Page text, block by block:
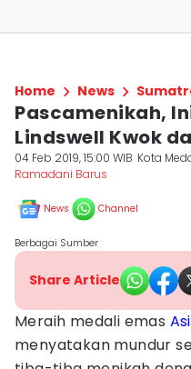
Home News
Pascamenikah,
Lindswell Kwok
04 Feb 2019, 15:00 WIB Kota
Ramadani Barus
News Channel
Berbagai Sumber
Share Article
Meraih medali emas
menyatakan mundur